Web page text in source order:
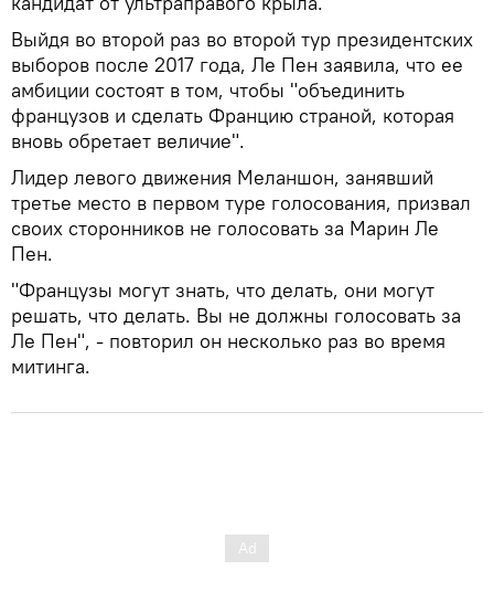
Выйдя во второй раз во второй тур президентских
выборов после 2017 года, Ле Пен заявила, что ее
амбиции состоят в том, чтобы "объединить
французов и сделать Францию страной, которая
вновь обретает величие".
Лидер левого движения Меланшон, занявший
третье место в первом туре голосования, призвал
своих сторонников не голосовать за Марин Ле
Пен.
"Французы могут знать, что делать, они могут
решать, что делать. Вы не должны голосовать за
Ле Пен", - повторил он несколько раз во время
митинга.